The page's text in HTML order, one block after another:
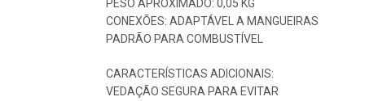
PESO APROXIMADO: 0,05 KG
CONEXÕES: ADAPTÁVEL A MANGUEIRAS
PADRÃO PARA COMBUSTÍVEL
CARACTERÍSTICAS ADICIONAIS:
VEDAÇÃO SEGURA PARA EVITAR